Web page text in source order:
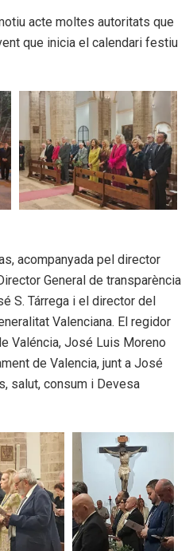
acte moltes autoritats que
que inicia el calendari festiu
acompanyada pel director
General de transparència
S. Tárrega i el director del
Valenciana. El regidor
Valéncia, José Luis Moreno
de Valencia, junt a José
salut, consum i Devesa